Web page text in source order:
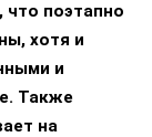
поэтапно
хотя и
и
Также
на